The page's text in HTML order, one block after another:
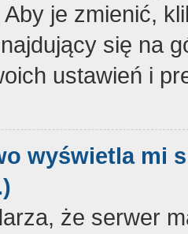
Aby je zmienić,
się na
ustawień i
wyświetla mi
że serwer